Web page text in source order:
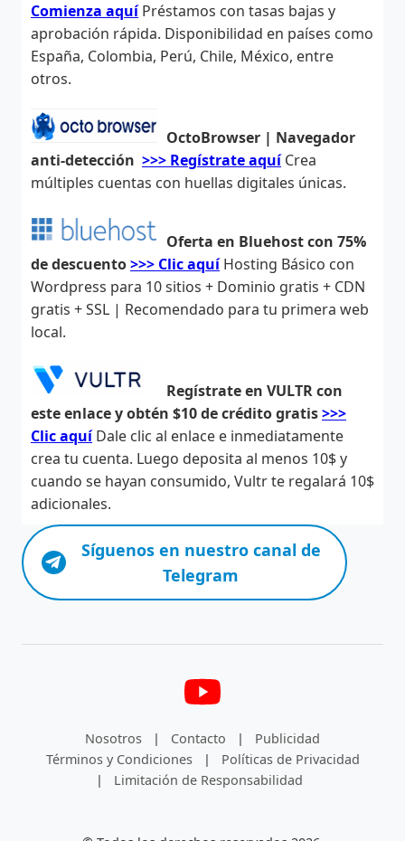
Comienza aquíPréstamos con tasas bajas y
aprobación rápida. Disponibilidad en países como
España, Colombia, Perú, Chile, México, entre
otros.
OctoBrowser | Navegador
anti-detección >>> Regístrate aquíCrea
múltiples cuentas con huellas digitales únicas.
Oferta en Bluehost con 75%
de descuento>>> Clic aquíHosting Básico con
Wordpress para 10 sitios + Dominio gratis + CDN
gratis + SSL | Recomendado para tu primera web
local.
Regístrate en VULTR con
este enlace y obtén $10 de crédito gratis>>>
Clic aquíDale clic al enlace e inmediatamente
crea tu cuenta. Luego deposita al menos 10$ y
cuando se hayan consumido, Vultr te regalará 10$
adicionales.
Síguenos en nuestro canal de
Telegram
Nosotros | Contacto |
Publicidad
Términos y Condiciones
|
Políticas de Privacidad
|
Limitación de Responsabilidad